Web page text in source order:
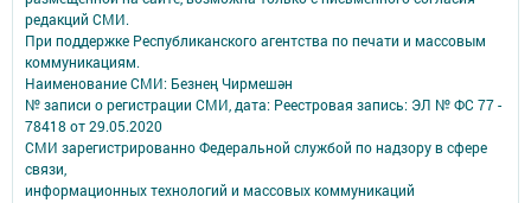
редакций СМИ.
При поддержке Республиканского агентства по печати и массовым
коммуникациям.
Наименование СМИ: Безнең Чирмешән
№ записи о регистрации СМИ, дата: Реестровая запись: ЭЛ № ФС 77 -
78418 от 29.05.2020
СМИ зарегистрированно Федеральной службой по надзору в сфере
связи,
информационных технологий и массовых коммуникаций